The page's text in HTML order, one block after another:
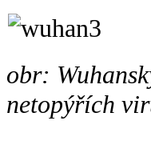
obr:
netopýřích